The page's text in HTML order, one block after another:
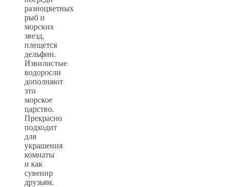
разноцветных
рыб и
морских
звезд,
плещется
дельфин.
Извилистые
водоросли
дополняют
это
морское
царство.
Прекрасно
подходит
для
украшения
комнаты
и как
сувенир
друзьям.